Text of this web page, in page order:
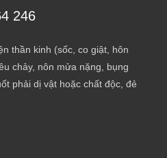
246
thần kinh (sốc, co giật, hôn
chảy, nôn mửa nặng, bụng
phải dị vật hoặc chất độc, đẻ